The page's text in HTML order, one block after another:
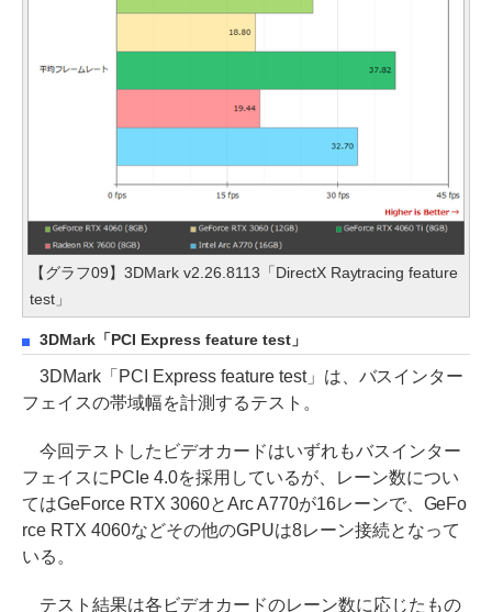
【グラフ09】3DMark v2.26.8113「DirectX Raytracing feature
test」
3DMark「PCI Express feature test」
3DMark「PCI Express feature test」は、バスインター
フェイスの帯域幅を計測するテスト。
今回テストしたビデオカードはいずれもバスインター
フェイスにPCIe 4.0を採用しているが、レーン数につい
てはGeForce RTX 3060とArc A770が16レーンで、GeFo
rce RTX 4060などその他のGPUは8レーン接続となって
いる。
テスト結果は各ビデオカードのレーン数に応じたもの